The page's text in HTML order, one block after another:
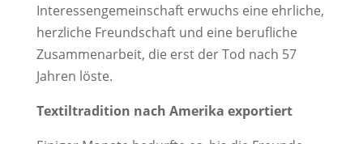
Interessengemeinschaft erwuchs eine ehrliche,
herzliche Freundschaft und eine berufliche
Zusammenarbeit, die erst der Tod nach 57
Jahren löste.
Textiltradition nach Amerika exportiert